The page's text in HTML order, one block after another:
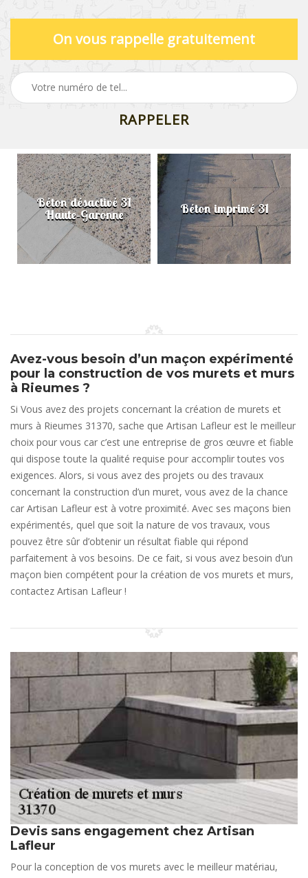
On vous rappelle gratuitement
Béton désactivé 31
Haute-Garonne Béton imprimé 31
Avez-vous besoin d’un maçon expérimenté
pour la construction de vos murets et murs
à Rieumes ?
Si Vous avez des projets concernant la création de murets et
murs à Rieumes 31370, sache que Artisan Lafleur est le meilleur
choix pour vous car c’est une entreprise de gros œuvre et fiable
qui dispose toute la qualité requise pour accomplir toutes vos
exigences. Alors, si vous avez des projets ou des travaux
concernant la construction d’un muret, vous avez de la chance
car Artisan Lafleur est à votre proximité. Avec ses maçons bien
expérimentés, quel que soit la nature de vos travaux, vous
pouvez être sûr d’obtenir un résultat fiable qui répond
parfaitement à vos besoins. De ce fait, si vous avez besoin d’un
maçon bien compétent pour la création de vos murets et murs,
contactez Artisan Lafleur !
Devis sans engagement chez Artisan
Lafleur
Pour la conception de vos murets avec le meilleur matériau,